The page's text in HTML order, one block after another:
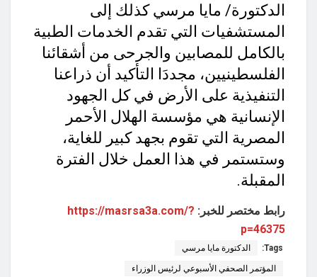
الدكتورة/ مايا مرسي كذلك إلى
المستشفيات التي تقدم الخدمات الطبية
بالكامل للمصابين والجرحى من أشقائنا
الفلسطينيين، مجددَا التأكيد أن ذراعنا
التنفيذية على الأرض في كل الجهود
الإنسانية هي مؤسسة الهلال الأحمر
المصرية التي تقوم بجهد كبير للغاية،
وستستمر في هذا العمل خلال الفترة
المقبلة.
رابط مختصر للخبر: https://masrsa3a.com/?
p=46375
Tags: الدكتورة مايا مرسي
المؤتمر الصحفي الأسبوعي لرئيس الوزراء